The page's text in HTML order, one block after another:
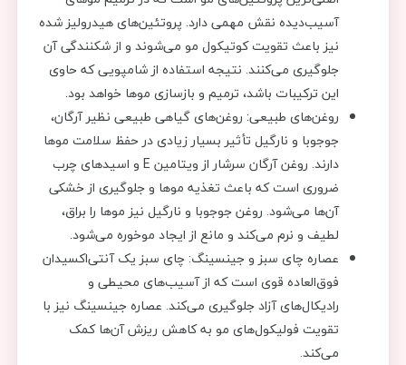
آسیب‌دیده نقش مهمی دارد. پروتئین‌های هیدرولیز شده
نیز باعث تقویت کوتیکول مو می‌شوند و از شکنندگی آن
جلوگیری می‌کنند. نتیجه استفاده از شامپویی که حاوی
این ترکیبات باشد، ترمیم و بازسازی موها خواهد بود.
روغن‌های طبیعی: روغن‌های گیاهی طبیعی نظیر آرگان،
جوجوبا و نارگیل تأثیر بسیار زیادی در حفظ سلامت موها
دارند. روغن آرگان سرشار از ویتامین E و اسیدهای چرب
ضروری است که باعث تغذیه موها و جلوگیری از خشکی
آن‌ها می‌شود. روغن جوجوبا و نارگیل نیز موها را براق،
لطیف و نرم می‌کند و مانع از ایجاد موخوره می‌شود.
عصاره چای سبز و جینسینگ: چای سبز یک آنتی‌اکسیدان
فوق‌العاده قوی است که از آسیب‌های محیطی و
رادیکال‌های آزاد جلوگیری می‌کند. عصاره جینسینگ نیز با
تقویت فولیکول‌های مو به کاهش ریزش آن‌ها کمک
می‌کند.